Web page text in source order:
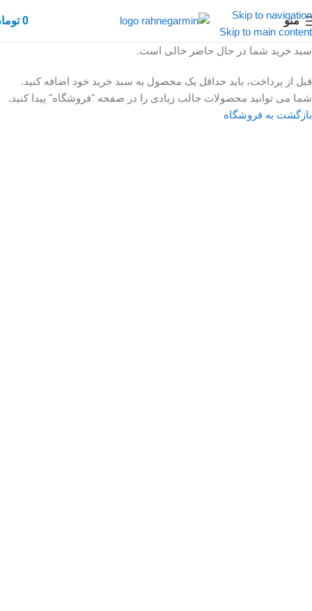
Skip to navigation
Skip to main content
منو 0
سبد خرید شما در حال حاضر خالی است.
قبل از پرداخت، باید حداقل یک محصول به سبد خرید خود اضافه کنید.
شما می‌ توانید محصولات جالب زیادی را در صفحه "فروشگاه" پیدا کنید.
بازگشت به فروشگاه